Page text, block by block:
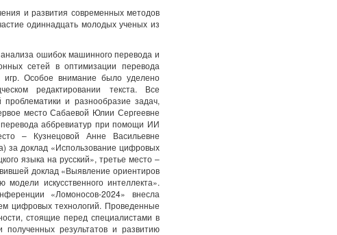
и развития современных методов
одиннадцать молодых ученых из
ошибок машинного перевода и
сетей в оптимизации перевода
игр. Особое внимание было уделено
редактировании текста. Все
и разнообразие задач,
место Сабаевой Юлии Сергеевне
аббревиатур при помощи ИИ
– Кузнецовой Анне Васильевне
за доклад «Использование цифровых
языка на русский», третье место –
доклад «Выявление ориентиров
искусственного интеллекта».
«Ломоносов-2024» внесла
цифровых технологий. Проведенные
стоящие перед специалистами в
полученных результатов и развитию